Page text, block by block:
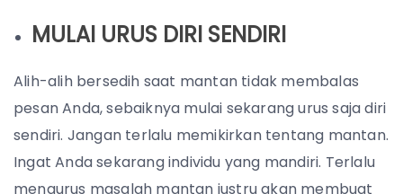
MULAI URUS DIRI SENDIRI
Alih-alih bersedih saat mantan tidak membalas
pesan Anda, sebaiknya mulai sekarang urus saja diri
sendiri. Jangan terlalu memikirkan tentang mantan.
Ingat Anda sekarang individu yang mandiri. Terlalu
mengurus masalah mantan justru akan membuat